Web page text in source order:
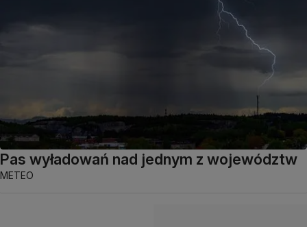
Pas wyładowań nad jednym z województw
METEO